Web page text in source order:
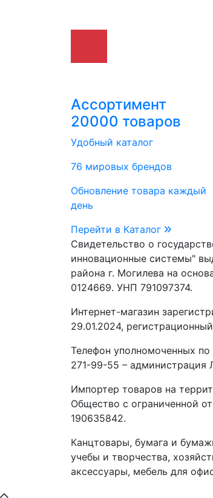
Ассортимент
20000 товаров
Удобный каталог
76 мировых брендов
Обновление товара каждый
день
Перейти в Каталог
Свидетельство о
инновационные системы"
района г. Могилева на
0124669. УНП 791097374.
Интернет-магазин
29.01.2024,
Телефон уполномоченных
271-99-55 – администрация
Импортер товаров на
Общество с ограниченной
190635842.
Канцтовары, бумага и
учебы и творчества,
аксессуары, мебель для